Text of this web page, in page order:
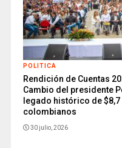
POLITICA
Rendición de Cuentas
Cambio del presidente
legado histórico de
colombianos
30 julio, 2026